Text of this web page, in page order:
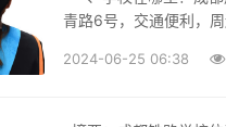
青路6号，交通便利，
2024-06-25 06:38